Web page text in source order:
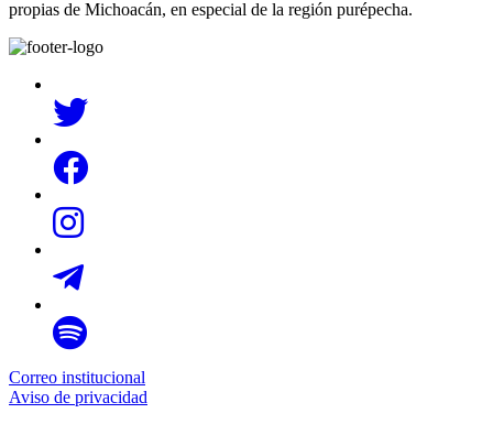
propias de Michoacán, en especial de la región purépecha.
Correo institucional
Aviso de privacidad